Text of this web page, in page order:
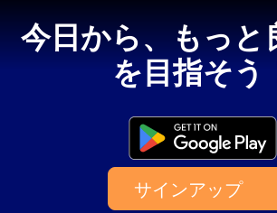
今日から、もっと
を目指そう
サインアップ